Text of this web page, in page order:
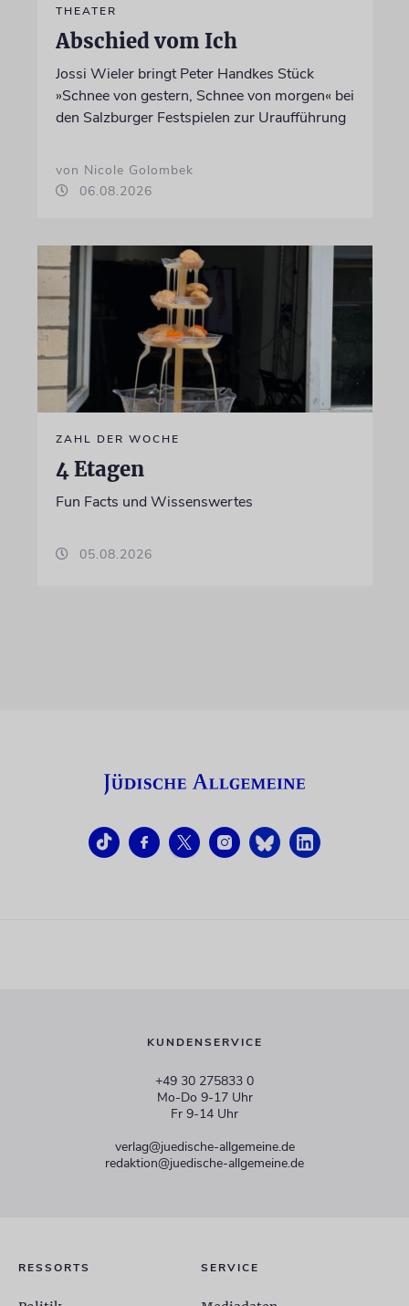
THEATER
Abschied vom Ich
Jossi Wieler bringt Peter Handkes Stück
»Schnee von gestern, Schnee von morgen« bei
den Salzburger Festspielen zur Uraufführung
von Nicole Golombek
06.08.2026
ZAHL DER WOCHE
4 Etagen
Fun Facts und Wissenswertes
05.08.2026
KUNDENSERVICE
+49 30 275833 0
Mo-Do 9-17 Uhr
Fr 9-14 Uhr
verlag@juedische-allgemeine.de
redaktion@juedische-allgemeine.de
RESSORTS SERVICE